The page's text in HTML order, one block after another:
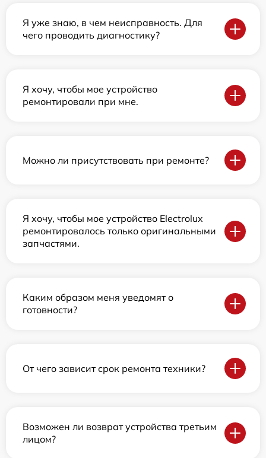
Я уже знаю, в чем неисправность. Для
чего проводить диагностику?
Я хочу, чтобы мое устройство
ремонтировали при мне.
Можно ли присутствовать при ремонте?
Я хочу, чтобы мое устройство Electrolux
ремонтировалось только оригинальными
запчастями.
Каким образом меня уведомят о
готовности?
От чего зависит срок ремонта техники?
Возможен ли возврат устройства третьим
лицом?